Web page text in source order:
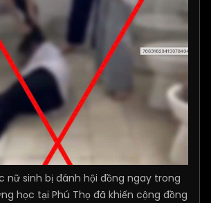
nữ sinh bị đánh hội đồng ngay trong
học tại Phú Thọ đã khiến cộng đồng